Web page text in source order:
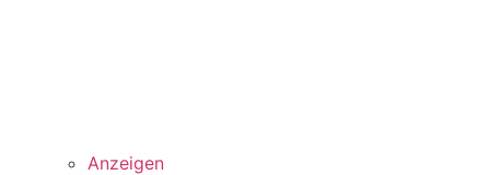
Anzeigen